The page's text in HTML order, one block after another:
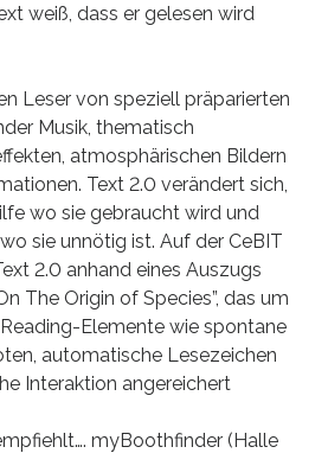
weiß, dass er gelesen wird
Leser von speziell präparierten
Musik, thematisch
atmosphärischen Bildern
Text 2.0 verändert sich,
wo sie gebraucht wird und
sie unnötig ist. Auf der CeBIT
2.0 anhand eines Auszugs
The Origin of Species”, das um
Elemente wie spontane
automatische Lesezeichen
Interaktion angereichert
myBoothfinder (Halle